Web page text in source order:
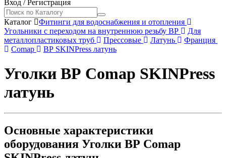
Вход /Регистрация
Каталог
Фитинги для водоснабжения и отопления
Угольники с переходом на внутреннюю резьбу ВР
Для
металлопластиковых труб
Прессовые Латунь
Франция
Comap
ВР SKINPress латунь
Уголки ВР Comap SKINPress
латунь
Основные характеристики
оборудования Уголки ВР Comap